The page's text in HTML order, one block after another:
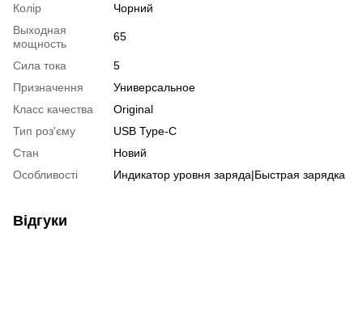
Колір
Чорний
Выходная
мощность
65
Сила тока
5
Призначення
Универсальное
Класс качества
Original
Тип роз'єму
USB Type-C
Стан
Новий
Особливості
Индикатор уровня заряда|Быстрая зарядка
Відгуки